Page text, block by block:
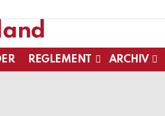
REGLEMENT ARCHIV